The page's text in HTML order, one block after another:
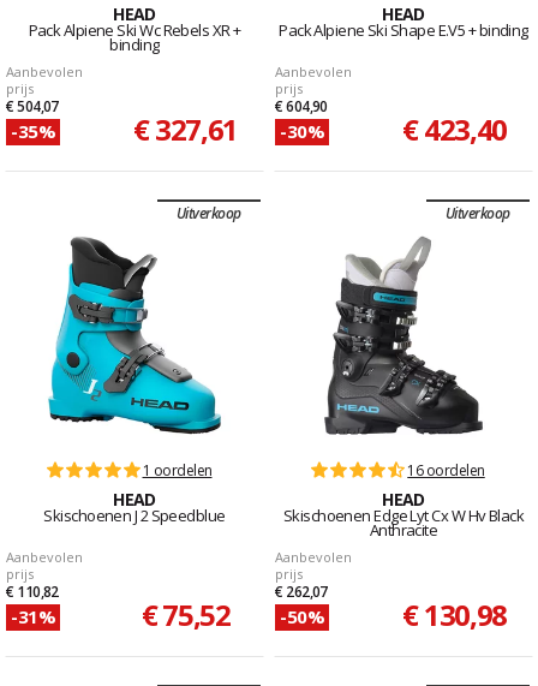
HEAD
Pack Alpiene Ski Wc Rebels XR +
binding
Aanbevolen
prijs
€ 504,07
-35% € 327,61
HEAD
Pack Alpiene Ski Shape E.V5 + binding
Aanbevolen
prijs
€ 604,90
-30% € 423,40
Uitverkoop
1 oordelen
HEAD
Skischoenen J 2 Speedblue
Aanbevolen
prijs
€ 110,82
-31% € 75,52
Uitverkoop
16 oordelen
HEAD
Skischoenen Edge Lyt Cx W Hv Black
Anthracite
Aanbevolen
prijs
€ 262,07
-50% € 130,98